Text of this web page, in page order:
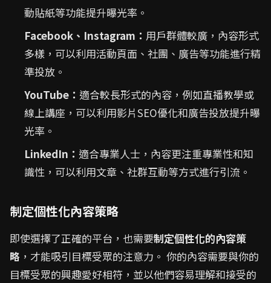
動貼紙等功能提升曝光率。
Facebook、Instagram： 用戶群體較廣，內容形式
多樣，可以利用活動頁面、社團、廣告等功能進行精
準投放。
YouTube： 適合較長形式的內容，例如直播教學或
線上講座，可以利用影片SEO優化和廣告投放提升曝
光率。
LinkedIn： 適合專業人士，內容更注重專業性和知
識性，可以利用文章、社群互動等方式進行引流。
制定個性化內容策略
即使選擇了正確的平台，也需要制定個性化的內容策
略 ，才能吸引目標受眾的注意力。 你的內容需要與你的
目標受眾的興趣愛好相符，並以他們容易理解和接受的